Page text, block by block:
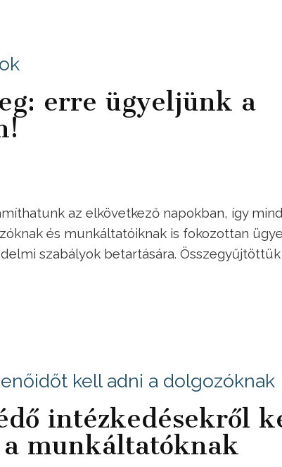
erre ügyeljünk a
az elkövetkező napokban, így
és munkáltatóiknak is fokozottan
szabályok betartására. Összegyűjtöttük
kell adni a dolgozóknak
intézkedésekről
munkáltatóknak